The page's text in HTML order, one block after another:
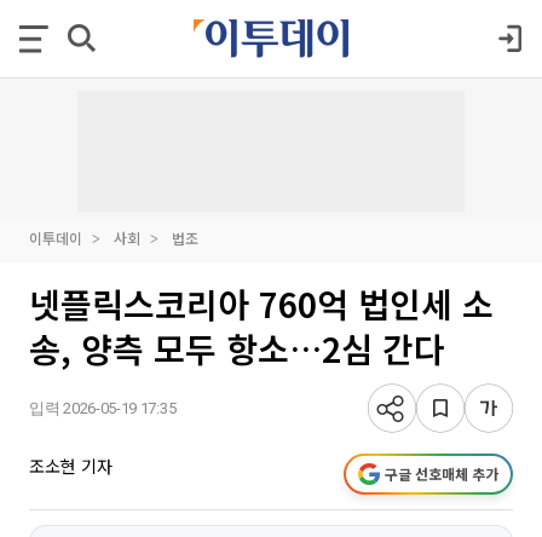
이투데이 사회 법조
넷플릭스코리아 760억 법인세 소
송, 양측 모두 항소…2심 간다
입력 2026-05-19 17:35
조소현 기자 구글 선호매체 추가